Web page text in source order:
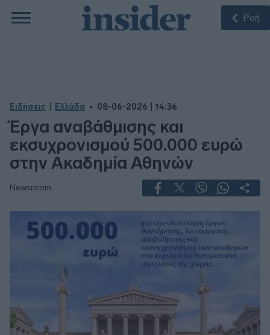
Ροή
Ειδήσεις Ελλάδα 08-06-2026 | 14:36
Έργα αναβάθμισης και
εκσυχρονισμού 500.000 ευρώ
στην Ακαδημία Αθηνών
Newsroom